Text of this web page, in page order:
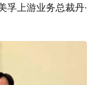
孚上游业务总裁丹·